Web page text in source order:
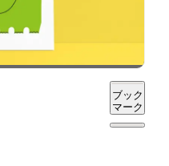
ブック
マーク